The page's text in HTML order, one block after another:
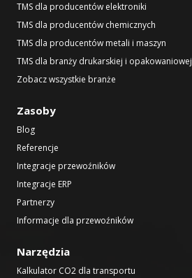
TMS dla producentów elektroniki
TMS dla producentów chemicznych
TMS dla producentów metali i maszyn
TMS dla branży drukarskiej i opakowaniowej
Zobacz wszystkie branże
Zasoby
Blog
Referencje
Integracje przewoźników
Integracje ERP
Partnerzy
Informacje dla przewoźników
Narzędzia
Kalkulator CO2 dla transportu